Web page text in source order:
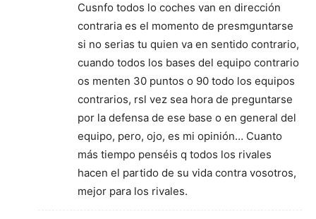
Cusnfo todos lo coches van en dirección
contraria es el momento de presmguntarse
si no serias tu quien va en sentido contrario,
cuando todos los bases del equipo contrario
os menten 30 puntos o 90 todo los equipos
contrarios, rsl vez sea hora de preguntarse
por la defensa de ese base o en general del
equipo, pero, ojo, es mi opinión… Cuanto
más tiempo penséis q todos los rivales
hacen el partido de su vida contra vosotros,
mejor para los rivales.